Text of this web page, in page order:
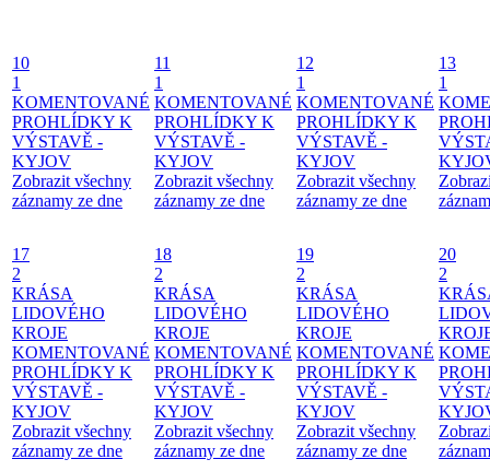
10
1
KOMENTOVANÉ
PROHLÍDKY K
VÝSTAVĚ -
KYJOV
Zobrazit všechny
záznamy ze dne
11
1
KOMENTOVANÉ
PROHLÍDKY K
VÝSTAVĚ -
KYJOV
Zobrazit všechny
záznamy ze dne
12
1
KOMENTOVANÉ
PROHLÍDKY K
VÝSTAVĚ -
KYJOV
Zobrazit všechny
záznamy ze dne
13
1
17
2
KRÁSA
LIDOVÉHO
KROJE
KOMENTOVANÉ
PROHLÍDKY K
VÝSTAVĚ -
KYJOV
Zobrazit všechny
záznamy ze dne
18
2
KRÁSA
LIDOVÉHO
KROJE
KOMENTOVANÉ
PROHLÍDKY K
VÝSTAVĚ -
KYJOV
Zobrazit všechny
záznamy ze dne
19
2
KRÁSA
LIDOVÉHO
KROJE
KOMENTOVANÉ
PROHLÍDKY K
VÝSTAVĚ -
KYJOV
Zobrazit všechny
záznamy ze dne
20
2